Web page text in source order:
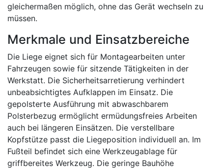
gleichermaßen möglich, ohne das Gerät wechseln zu
müssen.
Merkmale und Einsatzbereiche
Die Liege eignet sich für Montagearbeiten unter
Fahrzeugen sowie für sitzende Tätigkeiten in der
Werkstatt. Die Sicherheitsarretierung verhindert
unbeabsichtigtes Aufklappen im Einsatz. Die
gepolsterte Ausführung mit abwaschbarem
Polsterbezug ermöglicht ermüdungsfreies Arbeiten
auch bei längeren Einsätzen. Die verstellbare
Kopfstütze passt die Liegeposition individuell an. Im
Fußteil befindet sich eine Werkzeugablage für
griffbereites Werkzeug. Die geringe Bauhöhe